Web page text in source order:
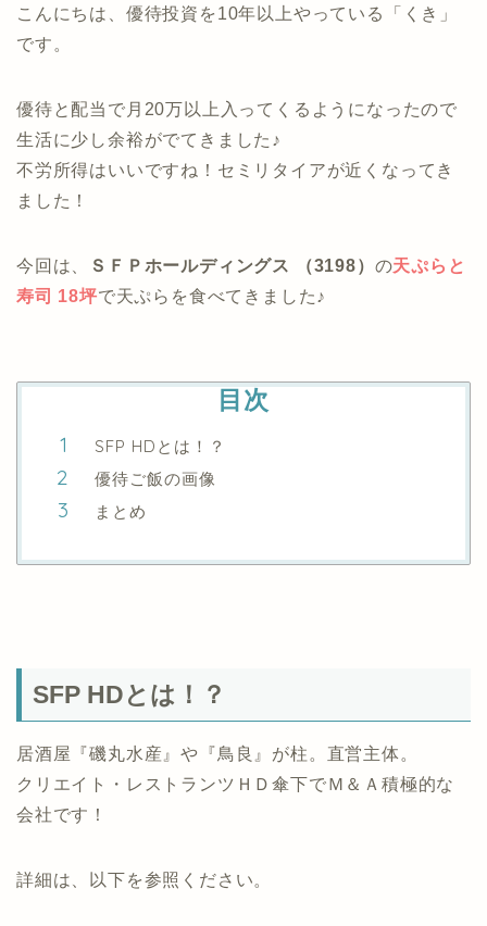
こんにちは、優待投資を10年以上やっている「くき」
です。
優待と配当で月20万以上入ってくるようになったので
生活に少し余裕がでてきました♪
不労所得はいいですね！セミリタイアが近くなってき
ました！
今回は、 ＳＦＰホールディングス （3198） の天ぷらと
寿司 18坪で天ぷらを食べてきました♪
目次
SFP HDとは！？
優待ご飯の画像
まとめ
SFP HDとは！？
居酒屋『磯丸水産』や『鳥良』が柱。直営主体。
クリエイト・レストランツＨＤ傘下でＭ＆Ａ積極的な
会社です！
詳細は、以下を参照ください。